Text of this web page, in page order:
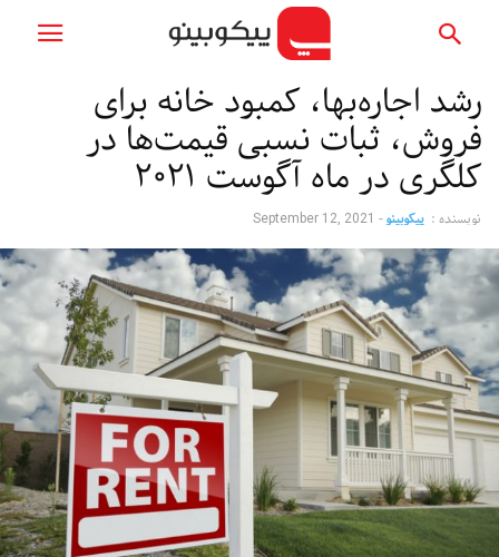
رشد اجاره‌بها، کمبود خانه‌ برای
فروش، ثبات نسبی قیمت‌ها در
کلگری در ماه آگوست ۲۰۲۱
نویسنده : پیکوبینو-
September 12, 2021